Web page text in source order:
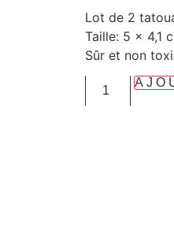
Lot de 2
Taille: 5 x 4,1
Sûr et non